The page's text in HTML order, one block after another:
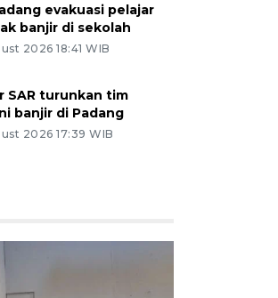
evakuasi pelajar
banjir di sekolah
2026 18:41 WIB
SAR turunkan tim
banjir di Padang
2026 17:39 WIB